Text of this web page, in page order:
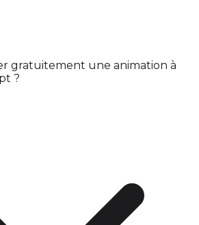
gratuitement une animation à
?